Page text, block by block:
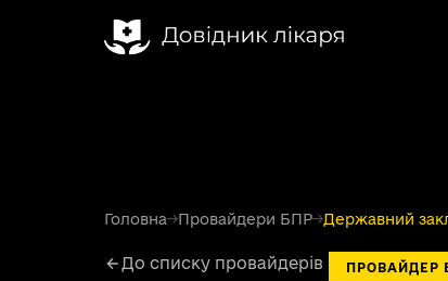
Головна→Провайдери БПР→Державний
До списку провайдерів ПРОВАЙДЕР